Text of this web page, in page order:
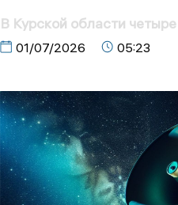
В Курской области
01/07/2026 05:23